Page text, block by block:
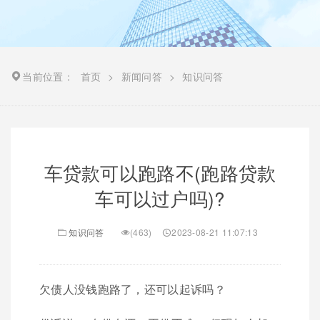
当前位置： 首页 > 新闻问答 > 知识问答
车贷款可以跑路不(跑路贷款
车可以过户吗)?
知识问答 (463) 2023-08-21 11:07:13
欠债人没钱跑路了，还可以起诉吗？